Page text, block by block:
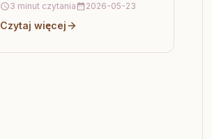
Herbata Zielona Z Pigwą I
Granatem 20…
3 minut czytania 2026-05-23
Czytaj więcej